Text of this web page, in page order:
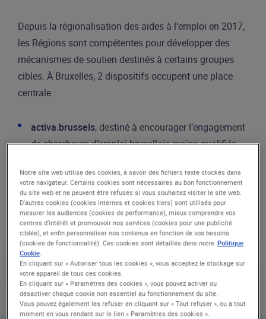
Depuis la régionalisation des aides à l’emploi en 2017,
les Régions sont compétentes pour développer des
mécanismes de soutien destinés à certains groupes
cibles. À Bruxelles, 2 dispositifs occupent une place
centrale :
activa.brussels, destiné à encourager l’engagement
de chercheurs d’emploi bruxellois moins qualifiés
la réduction des cotisations patronales pour les
travailleurs âgés de 61 ans ou plus, afin de
favoriser leur maintien ou leur retour à l’emploi.
Notre site web utilise des cookies, à savoir des fichiers texte stockés dans
votre navigateur. Certains cookies sont nécessaires au bon fonctionnement
du site web et ne peuvent être refusés si vous souhaitez visiter le site web.
D'autres cookies (cookies internes et cookies tiers) sont utilisés pour
mesurer les audiences (cookies de performance), mieux comprendre vos
centres d’intérêt et promouvoir nos services (cookies pour une publicité
ciblée), et enfin personnaliser nos contenus en fonction de vos besoins
(cookies de fonctionnalité). Ces cookies sont détaillés dans notre Politique
Cookie.
En cliquant sur « Autoriser tous les cookies », vous acceptez le stockage sur
votre appareil de tous ces cookies.
En cliquant sur « Paramètres des cookies », vous pouvez activer ou
désactiver chaque cookie non essentiel au fonctionnement du site.
Vous pouvez également les refuser en cliquant sur « Tout refuser », ou à tout
moment en vous rendant sur le lien « Paramètres des cookies ».